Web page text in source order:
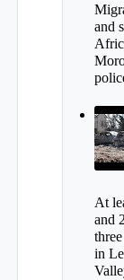
and
At
and
in